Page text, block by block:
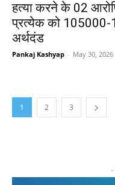
हत्या करने के 02
प्रत्येक को
अर्थदंड
Pankaj Kashyap - May 30, 2026
1 2 3
-